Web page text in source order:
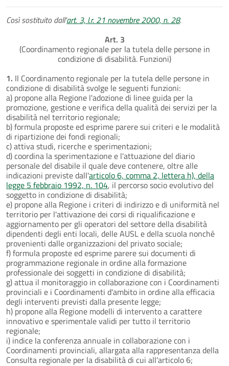
Così sostituito dall'art. 3, l.r. 21 novembre 2000, n. 28.
Art. 3
(Coordinamento regionale per la tutela delle persone in
condizione di disabilità. Funzioni)
1. Il Coordinamento regionale per la tutela delle persone in
condizione di disabilità svolge le seguenti funzioni:
a) propone alla Regione l'adozione di linee guida per la
promozione, gestione e verifica della qualità dei servizi per la
disabilità nel territorio regionale;
b) formula proposte ed esprime parere sui criteri e le modalità
di ripartizione dei fondi regionali;
c) attiva studi, ricerche e sperimentazioni;
d) coordina la sperimentazione e l'attuazione del diario
personale del disabile il quale deve contenere, oltre alle
indicazioni previste dall'articolo 6, comma 2, lettera h), della
legge 5 febbraio 1992, n. 104, il percorso socio evolutivo del
soggetto in condizione di disabilità;
e) propone alla Regione i criteri di indirizzo e di uniformità nel
territorio per l'attivazione dei corsi di riqualificazione e
aggiornamento per gli operatori del settore della disabilità
dipendenti degli enti locali, delle AUSL e della scuola nonché
provenienti dalle organizzazioni del privato sociale;
f) formula proposte ed esprime parere sui documenti di
programmazione regionale in ordine alla formazione
professionale dei soggetti in condizione di disabilità;
g) attua il monitoraggio in collaborazione con i Coordinamenti
provinciali e i Coordinamenti d'ambito in ordine alla efficacia
degli interventi previsti dalla presente legge;
h) propone alla Regione modelli di intervento a carattere
innovativo e sperimentale validi per tutto il territorio
regionale;
i) indice la conferenza annuale in collaborazione con i
Coordinamenti provinciali, allargata alla rappresentanza della
Consulta regionale per la disabilità di cui all'articolo 6;